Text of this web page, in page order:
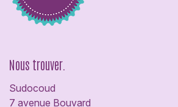
Nous trouver.
Sudocoud
7 avenue Bouvard